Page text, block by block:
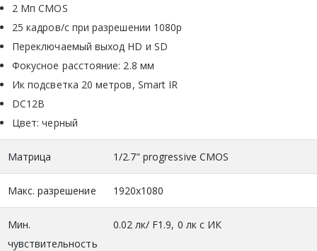
2 Мп CMOS
25 кадров/с при разрешении 1080р
Переключаемый выход HD и SD
Фокусное расстояние: 2.8 мм
Ик подсветка 20 метров, Smart IR
DC12В
Цвет: черный
Матрица 1/2.7" progressive CMOS
Макс. разрешение 1920x1080
Мин.
чувствительность
0.02 лк/ F1.9, 0 лк с ИК